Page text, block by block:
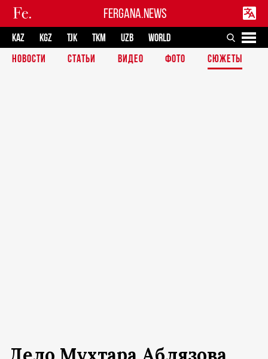
FERGANA.NEWS
KAZ KGZ TJK TKM UZB
WORLD
НОВОСТИ
СТАТЬИ ВИДЕО ФОТО СЮЖЕТЫ